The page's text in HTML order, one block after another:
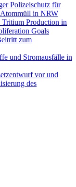
Polizeischutz für
in NRW
Production in
Goals
zum
und Stromausfälle in
vor und
des